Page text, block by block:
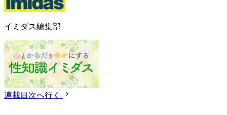
イミダス編集部
連載目次へ行く